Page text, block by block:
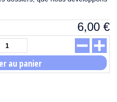
6,00 €
au panier